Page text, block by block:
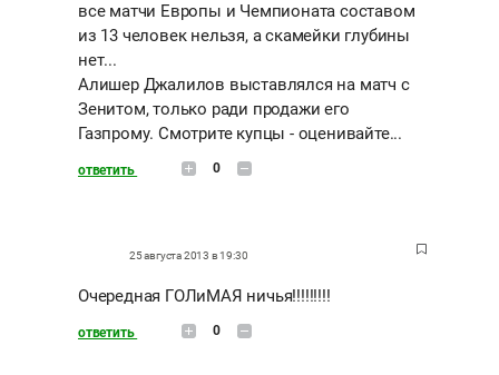
все матчи Европы и Чемпионата составом
из 13 человек нельзя, а скамейки глубины
нет...
Алишер Джалилов выставлялся на матч с
Зенитом, только ради продажи его
Газпрому. Смотрите купцы - оценивайте...
ответить 0
25 августа 2013 в 19:30
Очередная ГОЛиМАЯ ничья!!!!!!!!!
ответить 0